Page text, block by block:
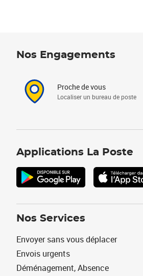
Nos Engagements
Proche de vous
Localiser un bureau de poste
Applications La Poste
Nos Services
Envoyer sans vous déplacer
Envois urgents
Déménagement, Absence